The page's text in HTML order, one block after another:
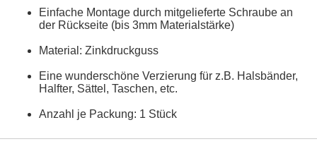
Einfache Montage durch mitgelieferte Schraube an
der Rückseite (bis 3mm Materialstärke)
Material: Zinkdruckguss
Eine wunderschöne Verzierung für z.B. Halsbänder,
Halfter, Sättel, Taschen, etc.
Anzahl je Packung: 1 Stück